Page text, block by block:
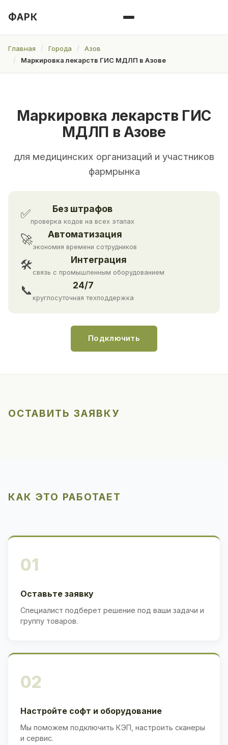
ФАРК
Главная Города
Азов
Маркировка лекарств ГИС МДЛП в Азове
Маркировка лекарств ГИС
МДЛП в Азове
для медицинских организаций и участников
фармрынка
✅ Без штрафов
проверка кодов на всех этапах
🚀 Автоматизация
экономия времени сотрудников
🛠 Интеграция
связь с промышленным оборудованием
📞 24/7
круглосуточная техподдержка
Подключить
ОСТАВИТЬ ЗАЯВКУ
КАК ЭТО РАБОТАЕТ
01
Оставьте заявку
Специалист подберет решение под ваши задачи и
группу товаров.
02
Настройте софт и оборудование
Мы поможем подключить КЭП, настроить сканеры
и сервис.